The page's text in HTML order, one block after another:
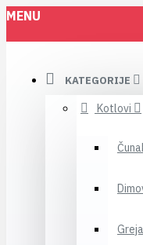
MENU
KATEGORIJE
Kotlovi